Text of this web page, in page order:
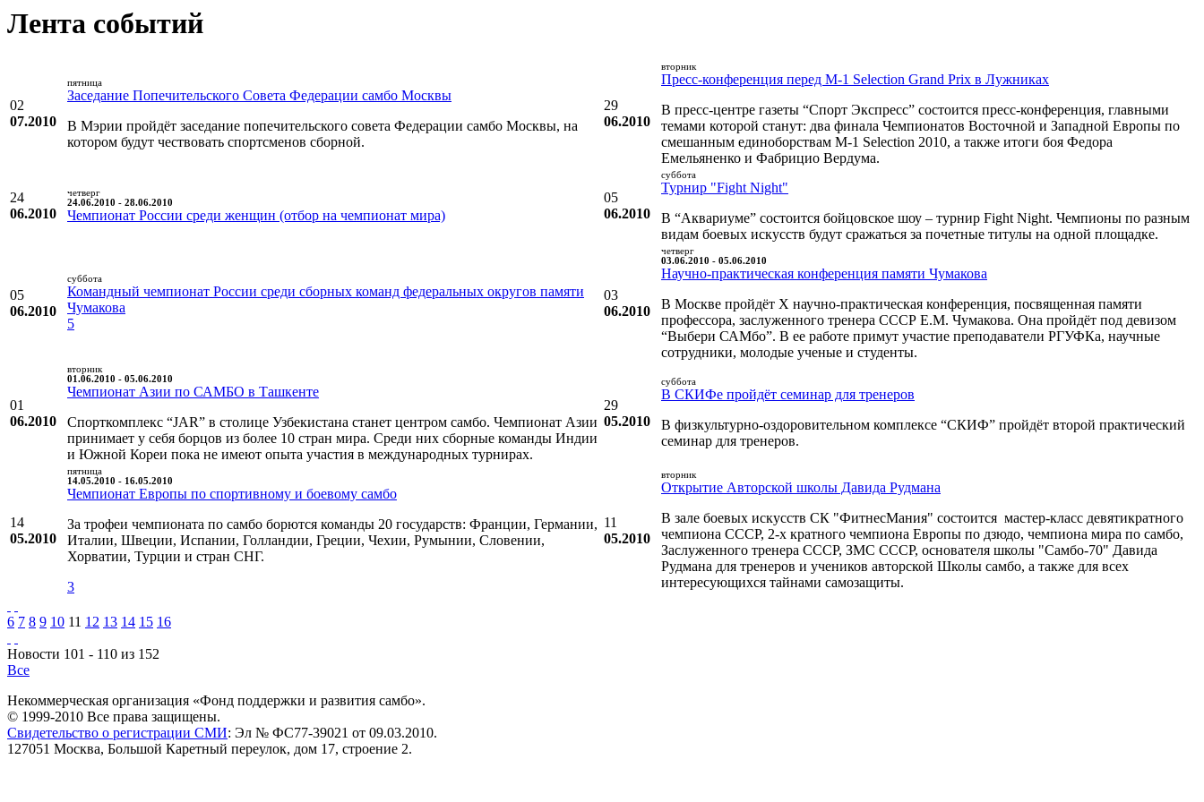
Лента событий
02
07.2010
пятница
Заседание Попечительского Совета Федерации самбо Москвы
В Мэрии пройдёт заседание попечительского совета Федерации самбо Москвы, на
котором будут чествовать спортсменов сборной.
29
06.2010
вторник
Пресс-конференция перед M-1 Selection Grand Prix в Лужниках
В пресс-центре газеты “Спорт Экспресс” состоится пресс-конференция, главными
темами которой станут: два финала Чемпионатов Восточной и Западной Европы по
смешанным единоборствам M-1 Selection 2010, а также итоги боя Федора
Емельяненко и Фабрицио Вердума.
24
06.2010
четверг
24.06.2010 - 28.06.2010
Чемпионат России среди женщин (отбор на чемпионат мира)
05
06.2010
суббота
Турнир "Fight Night"
В “Аквариуме” состоится бойцовское шоу – турнир Fight Night. Чемпионы по разным
видам боевых искусств будут сражаться за почетные титулы на одной площадке.
05
06.2010
суббота
Командный чемпионат России среди сборных команд федеральных округов памяти
Чумакова
5
03
06.2010
четверг
03.06.2010 - 05.06.2010
Научно-практическая конференция памяти Чумакова
В Москве пройдёт X научно-практическая конференция, посвященная памяти
профессора, заслуженного тренера СССР Е.М. Чумакова. Она пройдёт под девизом
“Выбери САМбо”. В ее работе примут участие преподаватели РГУФКа, научные
сотрудники, молодые ученые и студенты.
01
06.2010
вторник
01.06.2010 - 05.06.2010
Чемпионат Азии по САМБО в Ташкенте
Спорткомплекс “JAR” в столице Узбекистана станет центром самбо. Чемпионат Азии
принимает у себя борцов из более 10 стран мира. Среди них сборные команды Индии
и Южной Кореи пока не имеют опыта участия в международных турнирах.
29
05.2010
суббота
В СКИФе пройдёт семинар для тренеров
В физкультурно-оздоровительном комплексе “СКИФ” пройдёт второй практический
семинар для тренеров.
14
05.2010
пятница
14.05.2010 - 16.05.2010
Чемпионат Европы по спортивному и боевому самбо
За трофеи чемпионата по самбо борются команды 20 государств: Франции, Германии,
Италии, Швеции, Испании, Голландии, Греции, Чехии, Румынии, Словении,
Хорватии, Турции и стран СНГ.
3
11
05.2010
вторник
Открытие Авторской школы Давида Рудмана
В зале боевых искусств СК "ФитнесМания" состоится мастер-класс девятикратного
чемпиона СССР, 2-х кратного чемпиона Европы по дзюдо, чемпиона мира по самбо,
Заслуженного тренера СССР, ЗМС СССР, основателя школы "Самбо-70" Давида
Рудмана для тренеров и учеников авторской Школы самбо, а также для всех
интересующихся тайнами самозащиты.
6 7 8 9 10 11 12 13 14 15 16
Новости 101 - 110 из 152
Все
Некоммерческая организация «Фонд поддержки и развития самбо».
© 1999-2010 Все права защищены.
Свидетельство о регистрации СМИ: Эл № ФС77-39021 от 09.03.2010.
127051 Москва, Большой Каретный переулок, дом 17, строение 2.